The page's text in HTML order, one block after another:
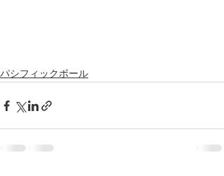
パシフィックボール